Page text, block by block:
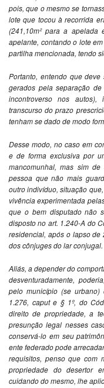
pois, que o mesmo se
lote que tocou à recorrida
(241,10m² para a apelada
apelante, contando o lote
partilha mencionada, tendo
Portanto, entendo que
gerados pela separação
incontroverso nos
transcurso do prazo
tenham se dado de modo
Desse modo, no caso em
e de forma exclusiva por
mancomunhal, mas sim
pessoa que não mais
outro indivíduo, situação
vivência experimentada
que o bem disputado não
disposto no art. 1.240-A do
residencial, após o lapso
dos cônjuges do lar conjugal.
Aliás, a depender do
desventuradamente,
pelo município (se
1.276, caput e § 1º, do
direito de propriedade, a
presunção legal nesses
conservá-lo em seu
ente federado pode
requisitos, penso que com
propriedade do desertor
cuidando do mesmo, lhe